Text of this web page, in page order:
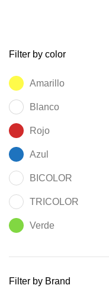
Filter by color
Amarillo
Blanco
Rojo
Azul
BICOLOR
TRICOLOR
Verde
Filter by Brand